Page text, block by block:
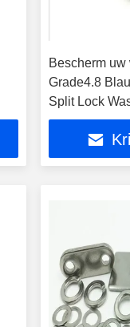
Bescherm uw
Grade4.8
Split Lock